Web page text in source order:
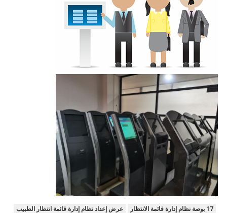
17 بوصة نظام إدارة قائمة الانتظار
عرض إعداد نظام إدارة قائمة انتظار الطبيب